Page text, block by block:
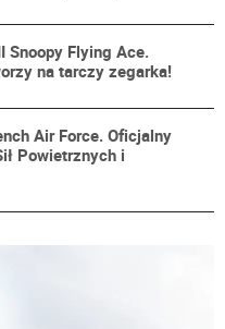
Snoopy Flying Ace.
na tarczy zegarka!
Air Force. Oficjalny
Powietrznych i